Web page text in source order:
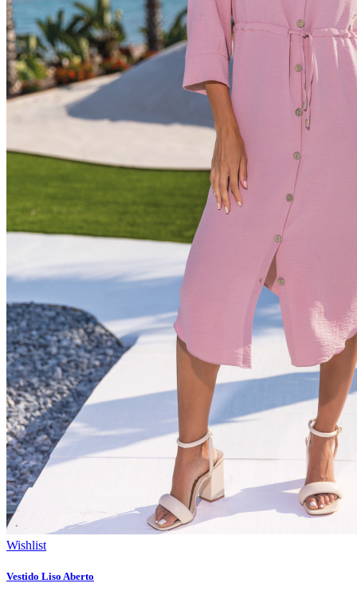
Wishlist
Vestido Liso Aberto